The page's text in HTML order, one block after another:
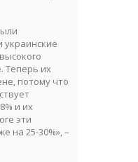
украинские
Теперь их
потому что
и их
эти
на 25-30%», –